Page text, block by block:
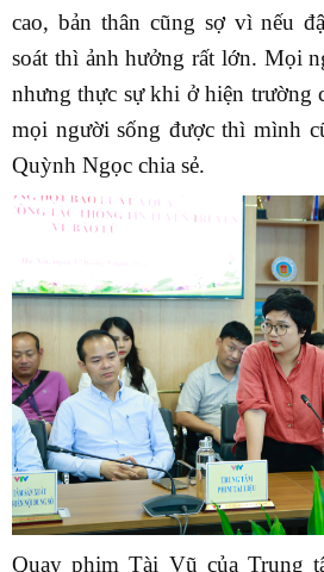
cao, bản thân cũng sợ vì nếu
soát thì ảnh hưởng rất lớn. Mọi
nhưng thực sự khi ở hiện trường
mọi người sống được thì mình
Quỳnh Ngọc chia sẻ.
Quay phim Tài Vũ của Trung